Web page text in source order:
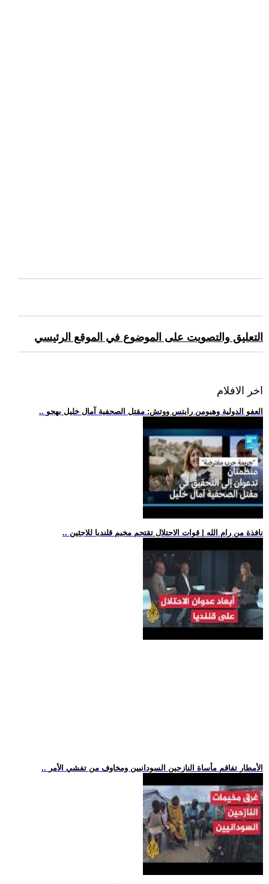
التعليق والتصويت على الموضوع في الموقع الرئيسي
اخر الافلام
.. العفو الدولية وهيومن رايتس ووتش: مقتل الصحفية آمال خليل بهجو
.. نافذة من رام الله | قوات الاحتلال تقتحم مخيم قلنديا للاجئين
.. الأمطار تفاقم مأساة النازحين السودانيين ومخاوف من تفشي الأمر